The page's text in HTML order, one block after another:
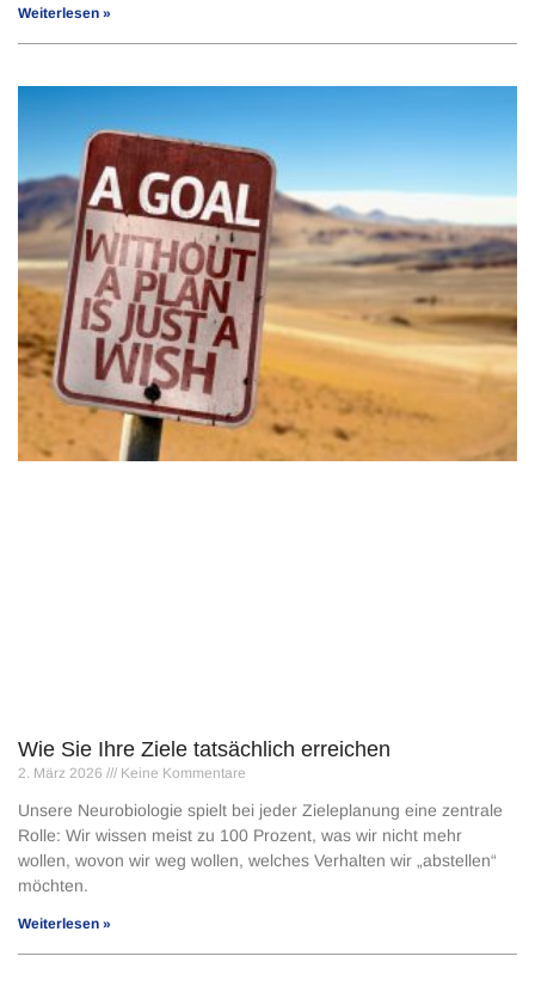
Weiterlesen »
Wie Sie Ihre Ziele tatsächlich erreichen
2. März 2026 Keine Kommentare
Unsere Neurobiologie spielt bei jeder Zieleplanung eine zentrale
Rolle: Wir wissen meist zu 100 Prozent, was wir nicht mehr
wollen, wovon wir weg wollen, welches Verhalten wir „abstellen“
möchten.
Weiterlesen »